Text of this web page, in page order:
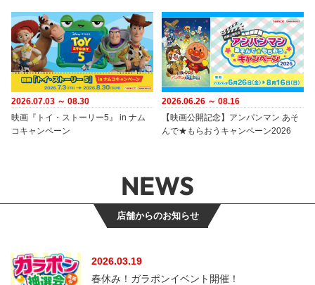
2026.07.03 ～ 08.30
映画『トイ・ストーリー5』 in ナム
コキャンペーン
2026.06.26 ～ 08.16
【映画公開記念】アンパンマン あそ
んで★もらおうキャンペーン2026
店舗からのお知らせ
NEWS
2026.03.19
春休み！ガラポンイベント開催！